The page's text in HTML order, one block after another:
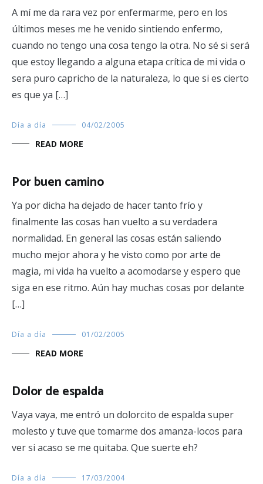
A mí me da rara vez por enfermarme, pero en los
últimos meses me he venido sintiendo enfermo,
cuando no tengo una cosa tengo la otra. No sé si será
que estoy llegando a alguna etapa crítica de mi vida o
sera puro capricho de la naturaleza, lo que si es cierto
es que ya […]
Día a día 04/02/2005
READ MORE
Por buen camino
Ya por dicha ha dejado de hacer tanto frío y
finalmente las cosas han vuelto a su verdadera
normalidad. En general las cosas están saliendo
mucho mejor ahora y he visto como por arte de
magia, mi vida ha vuelto a acomodarse y espero que
siga en ese ritmo. Aún hay muchas cosas por delante
[…]
Día a día 01/02/2005
READ MORE
Dolor de espalda
Vaya vaya, me entró un dolorcito de espalda super
molesto y tuve que tomarme dos amanza-locos para
ver si acaso se me quitaba. Que suerte eh?
Día a día 17/03/2004